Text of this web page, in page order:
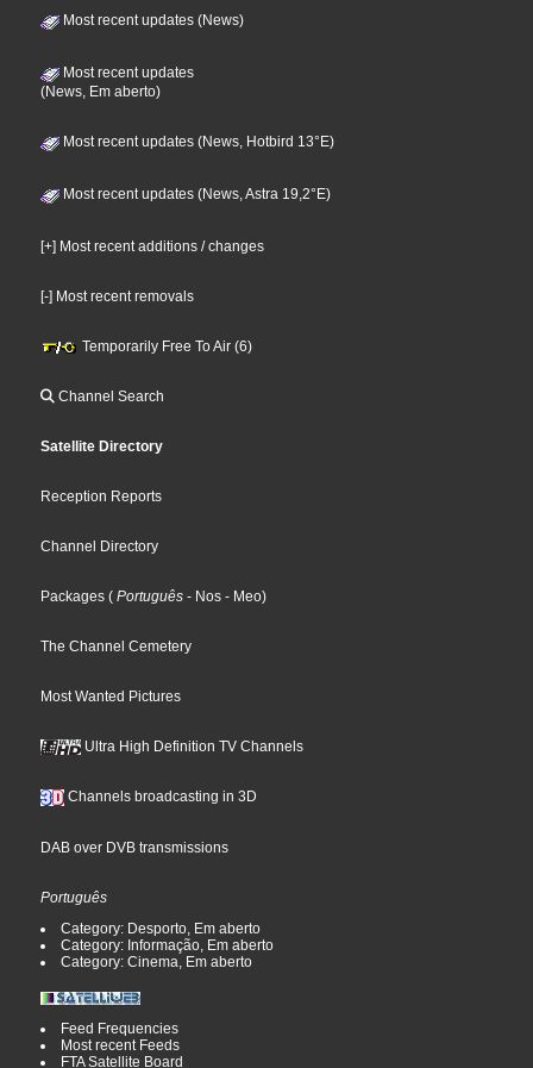
Most recent updates (News)
Most recent updates
(News, Em aberto)
Most recent updates (News, Hotbird 13°E)
Most recent updates (News, Astra 19,2°E)
[+] Most recent additions / changes
[-] Most recent removals
Temporarily Free To Air (6)
Channel Search
Satellite Directory
Reception Reports
Channel Directory
Packages ( Português - Nos - Meo)
The Channel Cemetery
Most Wanted Pictures
Ultra High Definition TV Channels
Channels broadcasting in 3D
DAB over DVB transmissions
Português
Category: Desporto, Em aberto
Category: Informação, Em aberto
Category: Cinema, Em aberto
Feed Frequencies
Most recent Feeds
FTA Satellite Board